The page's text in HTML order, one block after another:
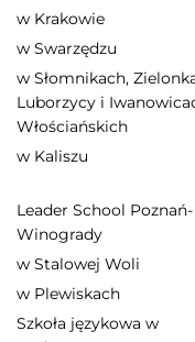
w Krakowie
w Swarzędzu
w Słomnikach,
Luborzycy i
Włościańskich
w Kaliszu
Leader School Poznań-
Winogrady
w Stalowej Woli
w Plewiskach
Szkoła językowa w